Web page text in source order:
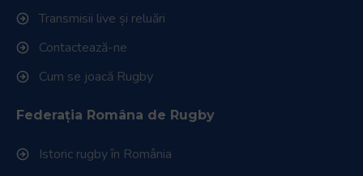
Transmisii live și reluări
Contactează-ne
Cum se joacă Rugby
Federația Româna de Rugby
Istoric rugby în România